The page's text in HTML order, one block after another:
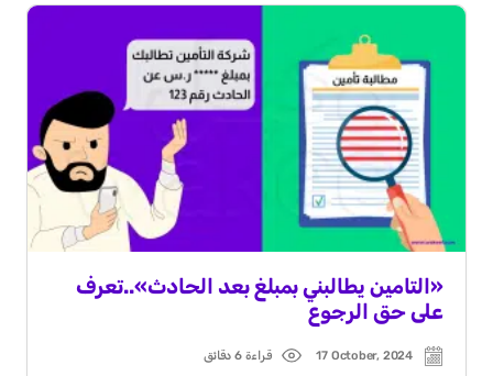
«التامين يطالبني بمبلغ بعد الحادث»..تعرف
على حق الرجوع
Post
17 October, 2024
Read
قراءة 6 دقائق